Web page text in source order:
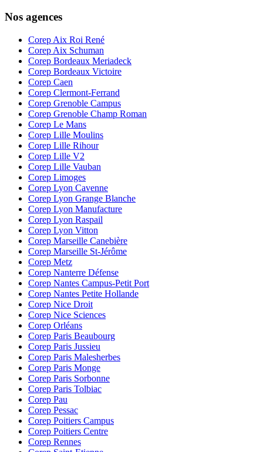
Nos agences
Corep Aix Roi René
Corep Aix Schuman
Corep Bordeaux Meriadeck
Corep Bordeaux Victoire
Corep Caen
Corep Clermont-Ferrand
Corep Grenoble Campus
Corep Grenoble Champ Roman
Corep Le Mans
Corep Lille Moulins
Corep Lille Rihour
Corep Lille V2
Corep Lille Vauban
Corep Limoges
Corep Lyon Cavenne
Corep Lyon Grange Blanche
Corep Lyon Manufacture
Corep Lyon Raspail
Corep Lyon Vitton
Corep Marseille Canebière
Corep Marseille St-Jérôme
Corep Metz
Corep Nanterre Défense
Corep Nantes Campus-Petit Port
Corep Nantes Petite Hollande
Corep Nice Droit
Corep Nice Sciences
Corep Orléans
Corep Paris Beaubourg
Corep Paris Jussieu
Corep Paris Malesherbes
Corep Paris Monge
Corep Paris Sorbonne
Corep Paris Tolbiac
Corep Pau
Corep Pessac
Corep Poitiers Campus
Corep Poitiers Centre
Corep Rennes